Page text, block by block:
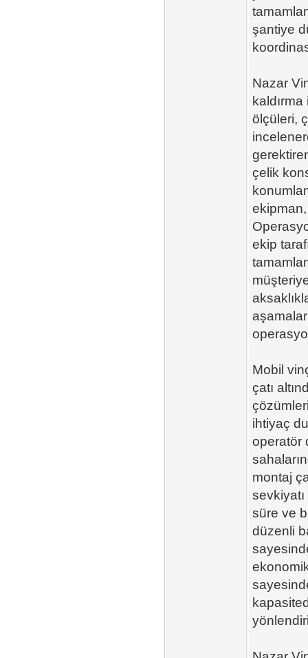
şantiye
Nazar
kaldırma
ölçüleri,
çelik
ekip
Mobil
çatı
ihtiyaç
operatör
montaj
süre ve
düzenli